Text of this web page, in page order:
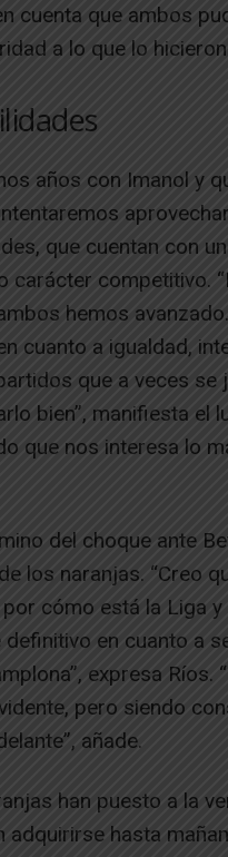
cuenta que ambos
a lo que lo
años con Imanol y
que cuentan con
carácter competitivo.
hemos
cuanto a igualdad,
que a veces se
bien”, manifiesta el
que nos interesa lo
del choque ante
los naranjas. “Creo
cómo está la Liga
en cuanto a
expresa Ríos.
pero siendo
añade.
han puesto a la
adquirirse hasta